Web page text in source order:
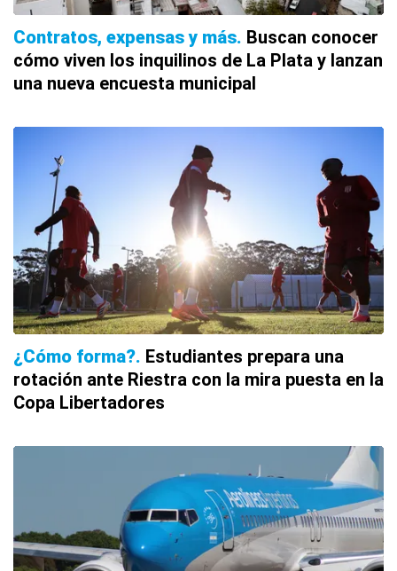
Contratos, expensas y más Buscan conocer
cómo viven los inquilinos de La Plata y lanzan
una nueva encuesta municipal
¿Cómo forma? Estudiantes prepara una
rotación ante Riestra con la mira puesta en la
Copa Libertadores